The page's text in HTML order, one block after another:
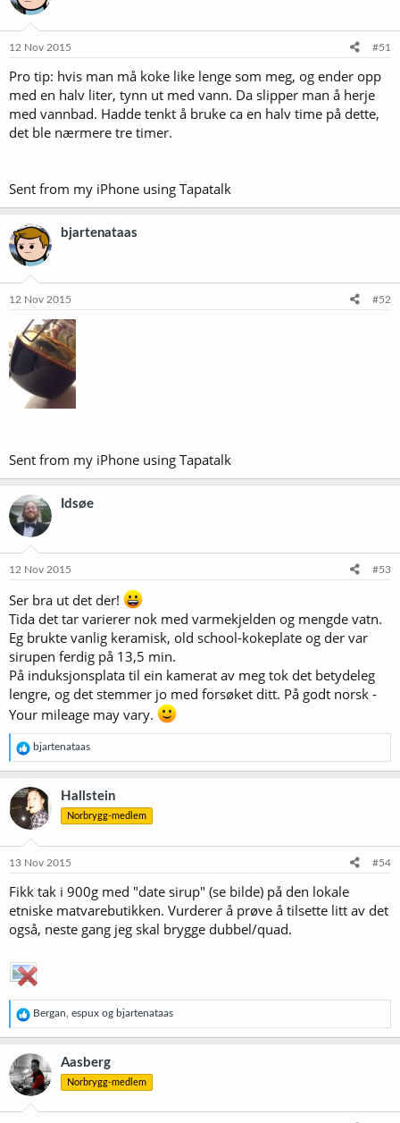
12 Nov 2015 #51
Pro tip: hvis man må koke like lenge som meg, og ender opp
med en halv liter, tynn ut med vann. Da slipper man å herje
med vannbad. Hadde tenkt å bruke ca en halv time på dette,
det ble nærmere tre timer.
Sent from my iPhone using Tapatalk
bjartenataas
12 Nov 2015 #52
Sent from my iPhone using Tapatalk
Idsøe
12 Nov 2015 #53
Ser bra ut det der!
Tida det tar varierer nok med varmekjelden og mengde vatn.
Eg brukte vanlig keramisk, old school-kokeplate og der var
sirupen ferdig på 13,5 min.
På induksjonsplata til ein kamerat av meg tok det betydeleg
lengre, og det stemmer jo med forsøket ditt. På godt norsk -
Your mileage may vary.
R
e
a
k
s
j
o
e
:
bjartenataas
Hallstein
Norbrygg-medlem
13 Nov 2015 #54
Fikk tak i 900g med "date sirup" (se bilde) på den lokale
etniske matvarebutikken. Vurderer å prøve å tilsette litt av det
også, neste gang jeg skal brygge dubbel/quad.
R
e
a
k
s
j
o
Bergan espux og bjartenataas
Aasberg
Norbrygg-medlem